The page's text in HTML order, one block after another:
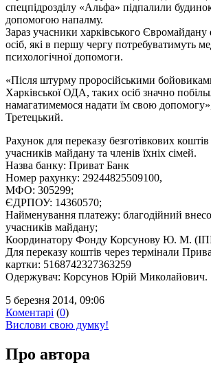
спецпідрозділу «Альфа» підпалили
допомогою напалму.
Зараз учасники харківського
осіб, які в першу чергу потребуватимуть
психологічної допомоги.
«Після штурму проросійськими
Харківської ОДА, таких осіб значно
намагатимемося надати їм свою
Третецький.
Рахунок для переказу безготівкових коштів
учасників майдану та членів їхніх сімей.
Назва банку: Приват Банк
Номер рахунку: 29244825509100,
МФО: 305299;
ЄДРПОУ: 14360570;
Найменування платежу: благодійний
учасників майдану;
Координатору Фонду Корсунову Ю. М.
Для переказу коштів через термінали
картки: 5168742327363259
Одержувач: Корсунов Юрій Миколайович.
5 березня 2014, 09:06
Коментарі (0)
Вислови свою думку!
Про автора